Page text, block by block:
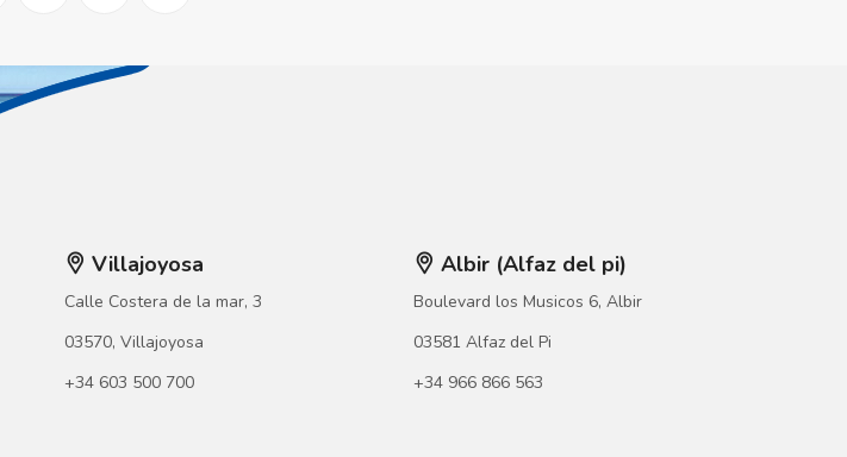
Villajoyosa
Calle Costera de la mar, 3
03570, Villajoyosa
+34 603 500 700
Albir (Alfaz del pi)
Boulevard los Musicos 6, Albir
03581 Alfaz del Pi
+34 966 866 563